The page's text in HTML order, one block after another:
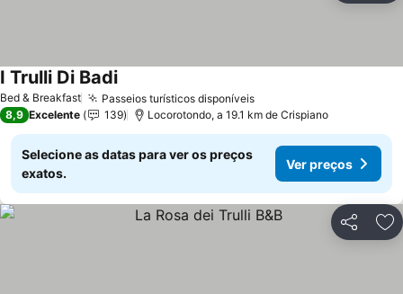
Bed & Breakfast Passeios turísticos disponíveis
I Trulli Di Badi
8,9 Excelente 139 Locorotondo, a 19.1 km de Crispiano
Selecione as datas para ver os preços
exatos.
Ver preços
Partilhar